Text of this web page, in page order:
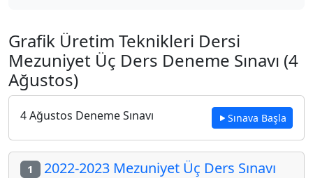
Grafik Üretim Teknikleri Dersi
Mezuniyet Üç Ders Deneme Sınavı (4
Ağustos)
4 Ağustos Deneme Sınavı Sınava Başla
1 2022-2023 Mezuniyet Üç Ders Sınavı